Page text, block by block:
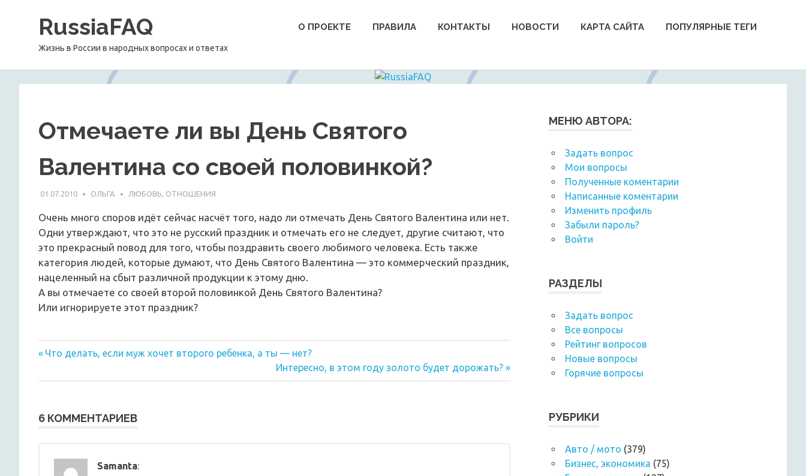
содержимомуRussiaFAQ
Жизнь в России в народных вопросах и ответах
О ПРОЕКТЕ ПРАВИЛА КОНТАКТЫ НОВОСТИ КАРТА САЙТА ПОПУЛЯРНЫЕ ТЕГИ
Отмечаете ли вы День Святого
Валентина со своей половинкой?
01.07.2010 ОЛЬГА ЛЮБОВЬ, ОТНОШЕНИЯ
Очень много споров идёт сейчас насчёт того, надо ли отмечать День Святого Валентина или нет.
Одни утверждают, что это не русский праздник и отмечать его не следует, другие считают, что
это прекрасный повод для того, чтобы поздравить своего любимого человека. Есть также
категория людей, которые думают, что День Святого Валентина — это коммерческий праздник,
нацеленный на сбыт различной продукции к этому дню.
А вы отмечаете со своей второй половинкой День Святого Валентина?
Или игнорируете этот праздник?
Навигация
по
Предыдущая
Что делать, если муж хочет второго ребенка, а ты — нет?
Следующая
запись:
Интересно, в этом году золото будет дорожать?
6 КОММЕНТАРИЕВ
Samanta:
МЕНЮ АВТОРА:
Задать вопрос
Мои вопросы
Полученные коментарии
Написанные коментарии
Изменить профиль
Забыли пароль?
Войти
РАЗДЕЛЫ
Задать вопрос
Все вопросы
Рейтинг вопросов
Новые вопросы
Горячие вопросы
РУБРИКИ
Авто / мото (379)
Бизнес, экономика (75)